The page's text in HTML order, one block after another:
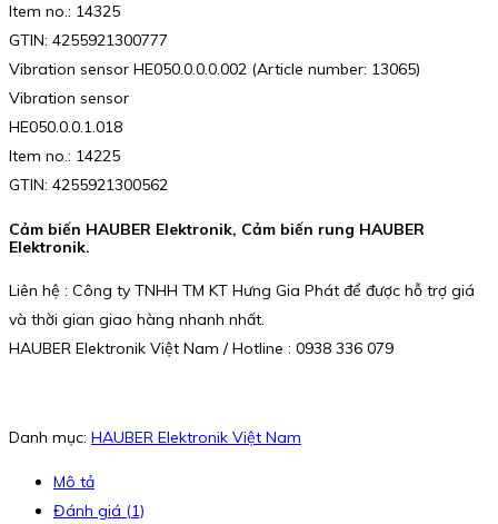
Item no.: 14325
GTIN: 4255921300777
Vibration sensor HE050.0.0.0.002 (Article number: 13065)
Vibration sensor
HE050.0.0.1.018
Item no.: 14225
GTIN: 4255921300562
Cảm biến HAUBER Elektronik, Cảm biến rung HAUBER
Elektronik.
Liên hệ : Công ty TNHH TM KT Hưng Gia Phát để được hỗ trợ giá
và thời gian giao hàng nhanh nhất.
HAUBER Elektronik Việt Nam / Hotline : 0938 336 079
Danh mục: HAUBER Elektronik Việt Nam
Mô tả
Đánh giá (1)